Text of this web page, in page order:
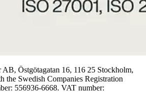
Östgötagatan 16, 116 25 Stockholm,
the Swedish Companies Registration
556936-6668. VAT number: